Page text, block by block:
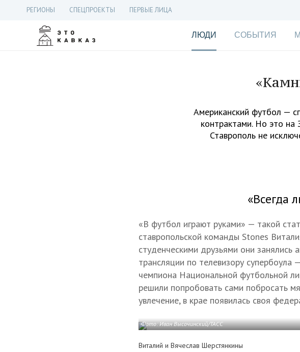
РЕГИОНЫ СПЕЦПРОЕКТЫ ПЕРВЫЕ ЛИЦА
ЛЮДИ СОБЫТИЯ
Американский футбол —
контрактами. Но это на
Ставрополь не
«Всегда
«В футбол играют руками» — такой
ставропольской команды Stones
студенческими друзьями они
трансляции по телевизору
чемпиона Национальной футбольной
решили попробовать сами побросать
увлечение, в крае появилась своя
Фото: Иван Высочинский/ТАСС
Виталий и Вячеслав Шерстянкины